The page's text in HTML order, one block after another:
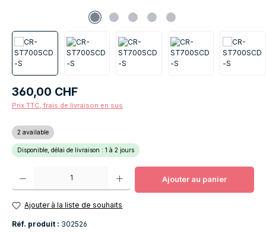
Prix régulier :
360,00 CHF
Prix TTC, frais de livraison en sus
2 available
Disponible, délai de livraison : 1 à 2 jours
Quantité de produit : Entrez la quantité souhaitée ou utilisez les boutons
Ajouter au panier
Ajouter à la liste de souhaits
Réf. produit : 302526